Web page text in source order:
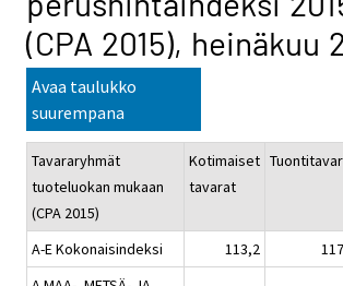
(CPA 2015), heinäkuu
Avaa taulukko
suurempana
Tavararyhmät
tuoteluokan mukaan
(CPA 2015)
Kotimaiset
tavarat
A-E Kokonaisindeksi 113,2